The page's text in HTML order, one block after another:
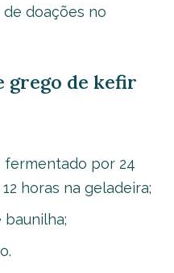
doações no
grego de kefir
fermentado por 24
horas na geladeira;
baunilha;